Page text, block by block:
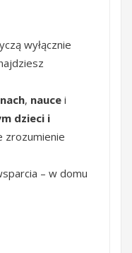
wyłącznie
, nauce i
dzieci i
zrozumienie
– w domu